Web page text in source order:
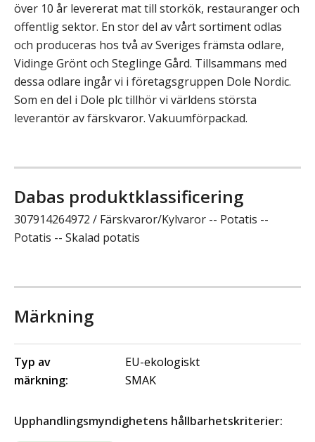
över 10 år levererat mat till storkök, restauranger och
offentlig sektor. En stor del av vårt sortiment odlas
och produceras hos två av Sveriges främsta odlare,
Vidinge Grönt och Steglinge Gård. Tillsammans med
dessa odlare ingår vi i företagsgruppen Dole Nordic.
Som en del i Dole plc tillhör vi världens största
leverantör av färskvaror. Vakuumförpackad.
Dabas produktklassificering
307914264972 / Färskvaror/Kylvaror -- Potatis --
Potatis -- Skalad potatis
Märkning
Typ av
märkning:
EU-ekologiskt
SMAK
Upphandlingsmyndighetens hållbarhetskriterier: